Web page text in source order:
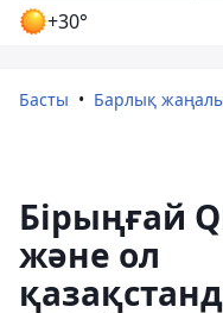
+30°
Басты Барлық
Бірыңғай
және ол